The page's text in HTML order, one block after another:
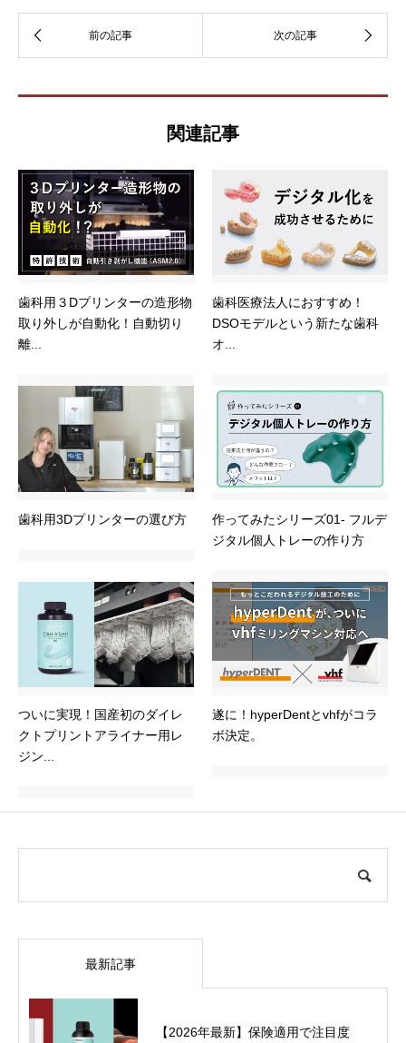
関連記事
歯科用３Dプリンターの造形物
取り外しが自動化！自動切り
離...
歯科医療法人におすすめ！
DSOモデルという新たな歯科
オ...
歯科用3Dプリンターの選び方
作ってみたシリーズ01- フルデ
ジタル個人トレーの作り方
ついに実現！国産初のダイレ
クトプリントアライナー用レ
ジン...
遂に！hyperDentとvhfがコラ
ボ決定。
最新記事
【2026年最新】保険適用で注目度